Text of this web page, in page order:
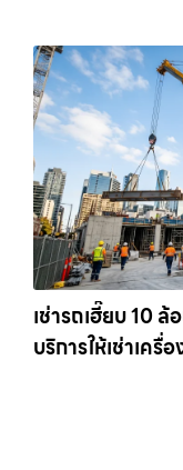
เช่ารถเฮี๊ยบ 10
บริการให้เช่าเค